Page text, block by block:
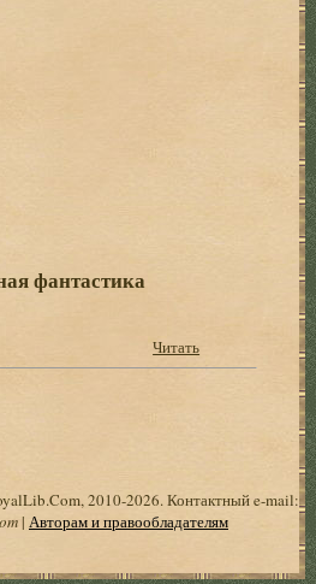
фантастика
Читать
2010-2026. Контактный e-mail:
| Авторам и правообладателям